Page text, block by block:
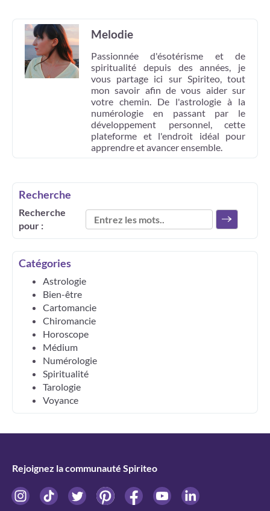
Melodie
Passionnée d'ésotérisme et de
spiritualité depuis des années, je
vous partage ici sur Spiriteo, tout
mon savoir afin de vous aider sur
votre chemin. De l'astrologie à la
numérologie en passant par le
développement personnel, cette
plateforme et l'endroit idéal pour
apprendre et avancer ensemble.
Recherche
Recherche
pour :
Catégories
Astrologie
Bien-être
Cartomancie
Chiromancie
Horoscope
Médium
Numérologie
Spiritualité
Tarologie
Voyance
Rejoignez la communauté Spiriteo